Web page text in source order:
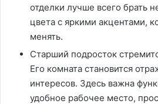
отделки лучше всего брать
цвета с яркими акцентами,
менять.
Старший подросток
Его комната становится
интересов. Здесь важна
удобное рабочее место,